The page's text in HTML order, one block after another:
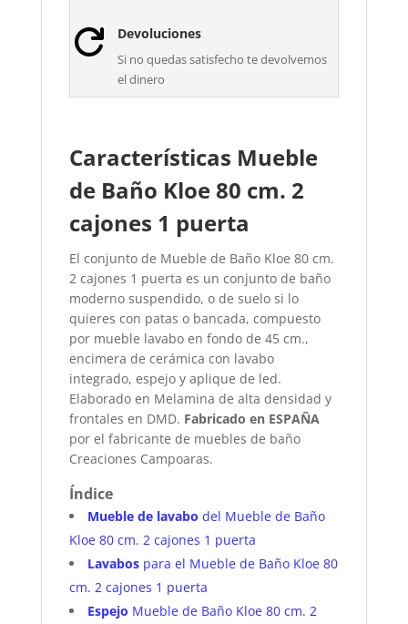
 Devoluciones
Si no quedas satisfecho te devolvemos
el dinero
Características Mueble
de Baño Kloe 80 cm. 2
cajones 1 puerta​
El conjunto de Mueble de Baño Kloe 80 cm.
2 cajones 1 puerta es un conjunto de baño
moderno suspendido, o de suelo si lo
quieres con patas o bancada, compuesto
por mueble lavabo en fondo de 45 cm.,
encimera de cerámica con lavabo
integrado, espejo y aplique de led.
Elaborado en Melamina de alta densidad y
frontales en DMD. Fabricado en ESPAÑA
por el fabricante de muebles de baño
Creaciones Campoaras.
Índice
Mueble de lavabo del Mueble de Baño
Kloe 80 cm. 2 cajones 1 puerta
Lavabospara el Mueble de Baño Kloe 80
cm. 2 cajones 1 puerta
Espejo Mueble de Baño Kloe 80 cm. 2